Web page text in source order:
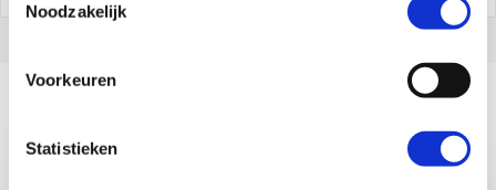
Noodzakelijk
Voorkeuren
Statistieken